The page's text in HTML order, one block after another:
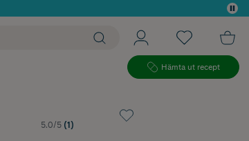
Hämta ut recept
5.0/5 (1)